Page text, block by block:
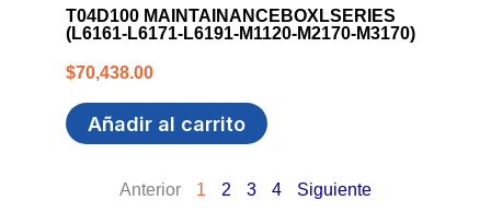
T04D100 MAINTAINANCEBOXLSERIES
(L6161-L6171-L6191-M1120-M2170-M3170)
$70,438.00
Añadir al carrito
Anterior 1 2 3 4 Siguiente